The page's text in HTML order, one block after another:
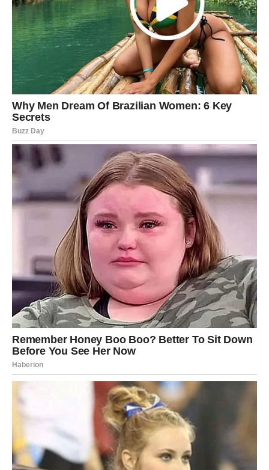
Ako osetite potrebu da se povučete, poslušajte je. Kratka
šetnja, boravak u lepom prostoru, razgovor sa osobom
koja vas razume ili čak tišina – sve to vam pomaže da se
vratite u svoj centar.
DUHOVNA PORUKA DANA ZA
VAGU
Današnji dan vas uči jednoj dubokoj istini: ravnoteža nije
uvek kompromis. Ponekad je ravnoteža hrabra odluka da
izaberete sebe, čak i kada to znači da se neko drugi mora
prilagoditi. Kada ste iskreni prema sebi, harmonija se
prirodno vraća u vaš život.
Ne morate danas imati sve odgovore, ali morate biti
spremni da priznate sebi šta vas iscrpljuje, a šta vam
donosi mir. To priznanje je prvi korak ka istinskoj sreći.